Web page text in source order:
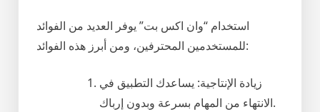
استخدام “وان اكس بت” يوفر العديد من الفوائد
للمستخدمين المحترفين، ومن أبرز هذه الفوائد:
زيادة الإنتاجية: يساعدك التطبيق في
الانتهاء من المهام بسرعة وبدون إرباك.